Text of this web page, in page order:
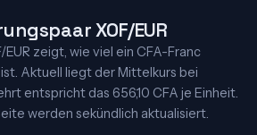
XOF/EUR
zeigt, wie viel ein CFA-Franc
Aktuell liegt der Mittelkurs bei
entspricht das 656,10 CFA je Einheit.
werden sekündlich aktualisiert.